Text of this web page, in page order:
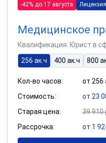
-42% до 17 августа Лицензия
Медицинское
Квалификация: Юрист в
256 ак.ч
400 ак.ч 800
Кол-во часов:
от 256
Стоимость:
от 23
Старая цена:
39 910
Рассрочка:
от 1